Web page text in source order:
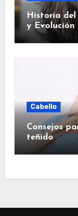
Historia del
y Evolución
Cabello
Consejos
teñido